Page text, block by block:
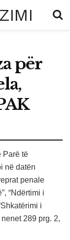
për
Parë të
në datën
penale
“Ndërtimi i
i
289 prg. 2,